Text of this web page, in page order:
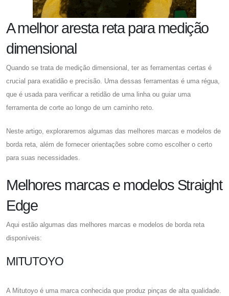
A melhor aresta reta para medição
dimensional
Quando se trata de medição dimensional, ter as ferramentas certas é
crucial para exatidão e precisão. Uma dessas ferramentas é uma régua,
que é usada para verificar a retidão de uma linha ou guiar uma
ferramenta de corte ao longo de um caminho reto.
Neste artigo, exploraremos algumas das melhores marcas e modelos de
borda reta, além de fornecer orientações sobre como escolher o certo
para suas necessidades.
Melhores marcas e modelos Straight
Edge
Aqui estão algumas das melhores marcas e modelos de borda reta
disponíveis:
MITUTOYO
A Mitutoyo é uma marca conhecida que produz pinças de alta qualidade.